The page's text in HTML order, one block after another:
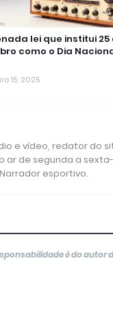
lei que institui 25
como o Dia
15, 2025
e vídeo, redator do
de segunda a
esportivo.
é do autor